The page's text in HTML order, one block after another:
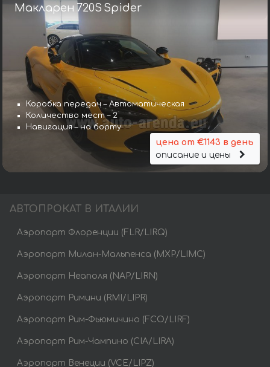
Макларен 720S Spider
Коробка передач – Автоматическая
Количество мест – 2
Навигация – на борту
цена от €1143 в день
описание и цены
АВТОПРОКАТ В ИТАЛИИ
Аэропорт Флоренции (FLR/LIRQ)
Аэропорт Милан-Мальпенса (MXP/LIMC)
Аэропорт Неаполя (NAP/LIRN)
Аэропорт Римини (RMI/LIPR)
Аэропорт Рим-Фьюмичино (FCO/LIRF)
Аэропорт Рим-Чампино (CIA/LIRA)
Аэропорт Венеции (VCE/LIPZ)